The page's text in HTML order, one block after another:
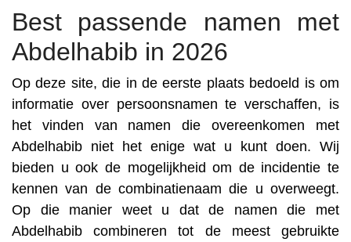
Best passende namen met
Abdelhabib in 2026
Op deze site, die in de eerste plaats bedoeld is om
informatie over persoonsnamen te verschaffen, is
het vinden van namen die overeenkomen met
Abdelhabib niet het enige wat u kunt doen. Wij
bieden u ook de mogelijkheid om de incidentie te
kennen van de combinatienaam die u overweegt.
Op die manier weet u dat de namen die met
Abdelhabib combineren tot de meest gebruikte